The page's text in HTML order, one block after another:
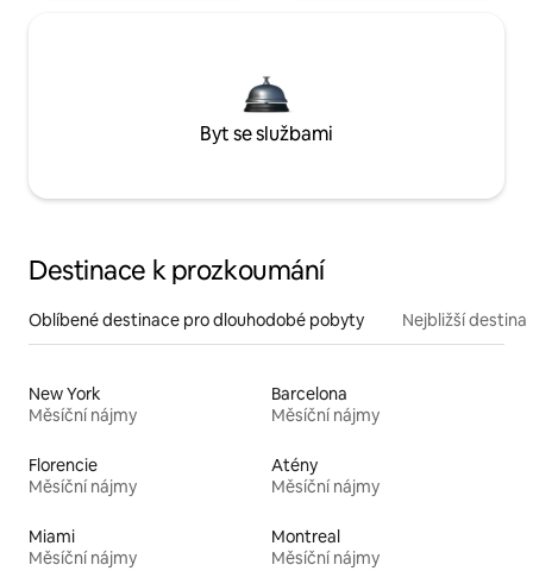
Byt se službami
Destinace k prozkoumání
Oblíbené destinace pro dlouhodobé pobyty Nejbližší
New York
Měsíční nájmy
Barcelona
Měsíční nájmy
Florencie
Měsíční nájmy
Atény
Měsíční nájmy
Miami
Měsíční nájmy
Montreal
Měsíční nájmy